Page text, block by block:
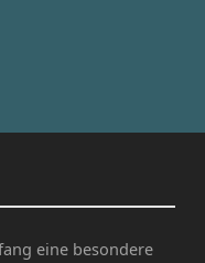
eine besondere